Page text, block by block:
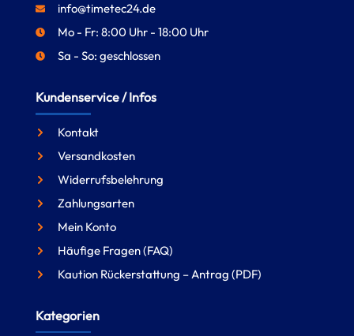
info@timetec24.de
Mo - Fr: 8:00 Uhr - 18:00 Uhr
Sa - So: geschlossen
Kundenservice / Infos
Kontakt
Versandkosten
Widerrufsbelehrung
Zahlungsarten
Mein Konto
Häufige Fragen (FAQ)
Kaution Rückerstattung – Antrag (PDF)
Kategorien